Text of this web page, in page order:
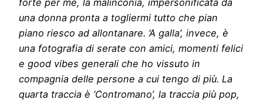
forte per me, la malinconia, impersonificata da
una donna pronta a togliermi tutto che pian
piano riesco ad allontanare. ‘A galla’, invece, è
una fotografia di serate con amici, momenti felici
e good vibes generali che ho vissuto in
compagnia delle persone a cui tengo di più. La
quarta traccia è ‘Contromano’, la traccia più pop,